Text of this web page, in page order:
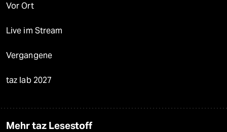
Vor Ort
Live im Stream
Vergangene
taz lab 2027
Mehr taz Lesestoff